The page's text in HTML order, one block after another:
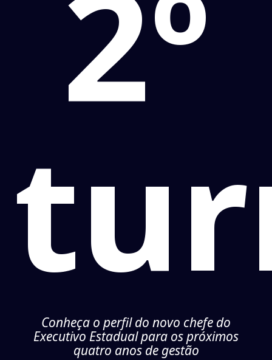
Conheça o perfil do novo chefe do
Executivo Estadual para os próximos
quatro anos de gestão